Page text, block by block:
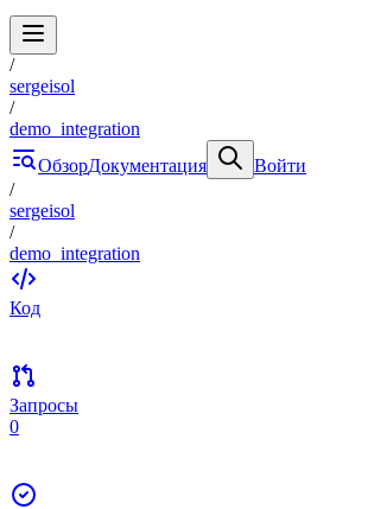
/
sergeisol
/
demo_integration
ОбзорДокументация
Войти
/
sergeisol
/
demo_integration
Код
Запросы
0